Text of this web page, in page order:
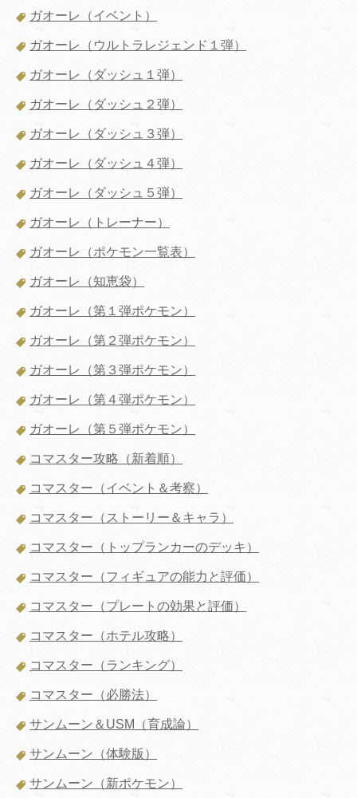
ガオーレ（イベント）
ガオーレ（ウルトラレジェンド１弾）
ガオーレ（ダッシュ１弾）
ガオーレ（ダッシュ２弾）
ガオーレ（ダッシュ３弾）
ガオーレ（ダッシュ４弾）
ガオーレ（ダッシュ５弾）
ガオーレ（トレーナー）
ガオーレ（ポケモン一覧表）
ガオーレ（知恵袋）
ガオーレ（第１弾ポケモン）
ガオーレ（第２弾ポケモン）
ガオーレ（第３弾ポケモン）
ガオーレ（第４弾ポケモン）
ガオーレ（第５弾ポケモン）
コマスター攻略（新着順）
コマスター（イベント＆考察）
コマスター（ストーリー＆キャラ）
コマスター（トップランカーのデッキ）
コマスター（フィギュアの能力と評価）
コマスター（プレートの効果と評価）
コマスター（ホテル攻略）
コマスター（ランキング）
コマスター（必勝法）
サンムーン＆USM（育成論）
サンムーン（体験版）
サンムーン（新ポケモン）